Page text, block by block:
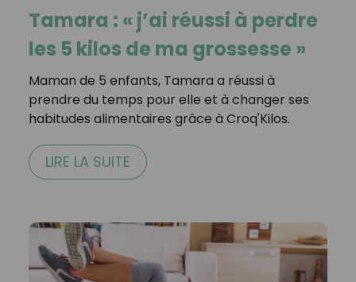
Tamara : « j’ai réussi à perdre
les 5 kilos de ma grossesse »
Maman de 5 enfants, Tamara a réussi à
prendre du temps pour elle et à changer ses
habitudes alimentaires grâce à Croq'Kilos.
LIRE LA SUITE